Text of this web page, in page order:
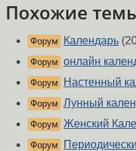
Похожие
Форум Календарь
Форум онлайн
Форум Настенный
Форум Лунный
Форум Женский
Форум